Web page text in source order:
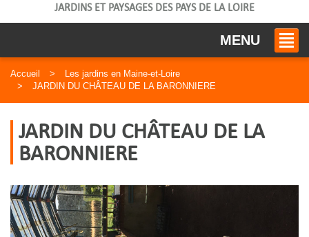
JARDINS ET PAYSAGES DES PAYS DE LA LOIRE
MENU
Accueil
Les jardins en Maine-et-Loire
JARDIN DU CHÂTEAU DE LA BARONNIERE
JARDIN DU CHÂTEAU DE LA
BARONNIERE